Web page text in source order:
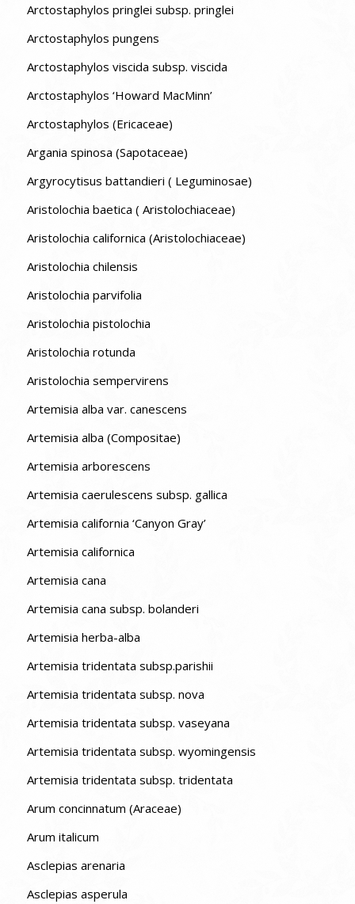
Arctostaphylos pringlei subsp. pringlei
Arctostaphylos pungens
Arctostaphylos viscida subsp. viscida
Arctostaphylos ‘Howard MacMinn’
Arctostaphylos (Ericaceae)
Argania spinosa (Sapotaceae)
Argyrocytisus battandieri ( Leguminosae)
Aristolochia baetica ( Aristolochiaceae)
Aristolochia californica (Aristolochiaceae)
Aristolochia chilensis
Aristolochia parvifolia
Aristolochia pistolochia
Aristolochia rotunda
Aristolochia sempervirens
Artemisia alba var. canescens
Artemisia alba (Compositae)
Artemisia arborescens
Artemisia caerulescens subsp. gallica
Artemisia california ‘Canyon Gray’
Artemisia californica
Artemisia cana
Artemisia cana subsp. bolanderi
Artemisia herba-alba
Artemisia tridentata subsp.parishii
Artemisia tridentata subsp. nova
Artemisia tridentata subsp. vaseyana
Artemisia tridentata subsp. wyomingensis
Artemisia tridentata subsp. tridentata
Arum concinnatum (Araceae)
Arum italicum
Asclepias arenaria
Asclepias asperula